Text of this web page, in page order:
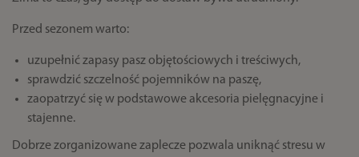
Przed sezonem warto:
uzupełnić zapasy pasz objętościowych i treściwych,
sprawdzić szczelność pojemników na paszę,
zaopatrzyć się w podstawowe akcesoria pielęgnacyjne i
stajenne.
Dobrze zorganizowane zaplecze pozwala uniknąć stresu w